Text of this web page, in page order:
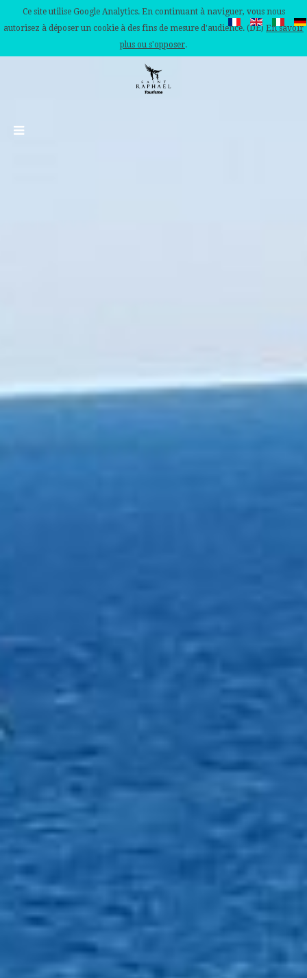
Ce site utilise Google Analytics. En continuant à naviguer, vous nous
autorisez à déposer un cookie à des fins de mesure d'audience. (DE) En savoir
plus ou s'opposer.